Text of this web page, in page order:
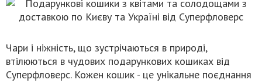
Чари і ніжність, що зустрічаються в природі,
втілюються в чудових подарункових кошиках від
Суперфловерс. Кожен кошик - це унікальне поєднання